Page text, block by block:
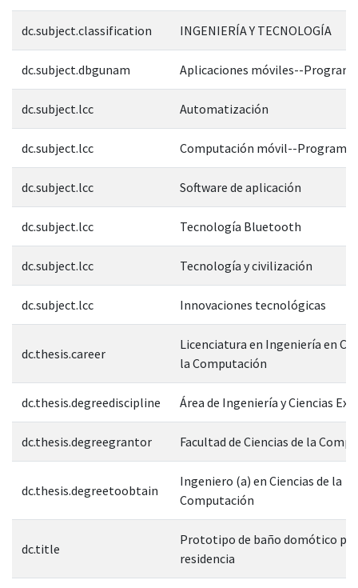
dc.subject.classification INGENIERÍA Y TECNOLOGÍA
dc.subject.dbgunam Aplicaciones móviles--
dc.subject.lcc Automatización
dc.subject.lcc Computación móvil--
dc.subject.lcc Software de aplicación
dc.subject.lcc Tecnología Bluetooth
dc.subject.lcc Tecnología y civilización
dc.subject.lcc Innovaciones tecnológicas
dc.thesis.career
Licenciatura en Ingeniería en
la Computación
dc.thesis.degreediscipline Área de Ingeniería y Ciencias
dc.thesis.degreegrantor Facultad de Ciencias de la
dc.thesis.degreetoobtain
Ingeniero (a) en Ciencias de la
Computación
dc.title
Prototipo de baño domótico
residencia